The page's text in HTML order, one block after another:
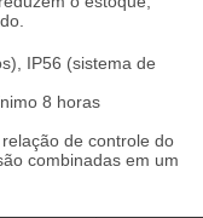
IP56 (sistema de
8 horas
de controle do
combinadas em um